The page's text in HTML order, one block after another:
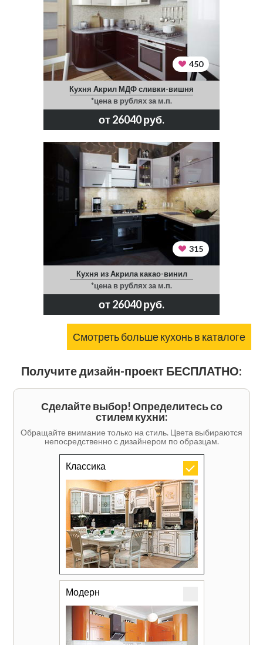
450
Кухня Акрил МДФ сливки-вишня
*цена в рублях за м.п.
от 26040 руб.
315
Кухня из Акрила какао-винил
*цена в рублях за м.п.
от 26040 руб.
Смотреть больше кухонь в каталоге
Получите дизайн-проект БЕСПЛАТНО:
Сделайте выбор! Определитесь со
стилем кухни:
Обращайте внимание только на стиль. Цвета выбираются
непосредственно с дизайнером по образцам.
Классика
Модерн